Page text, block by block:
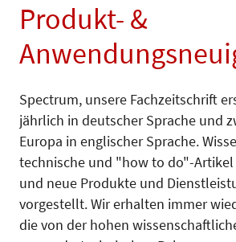
Produkt- &
Spectrum, unsere Fachzeitschrift
jährlich in deutscher Sprache und
Europa in englischer Sprache.
technische und "how to do"-Artikel
und neue Produkte und
vorgestellt. Wir erhalten immer
die von der hohen